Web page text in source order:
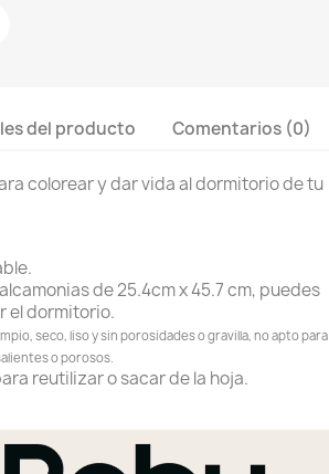
del producto Comentarios (0)
colorear y dar vida al dormitorio de tu
de 25.4cm x 45.7 cm, puedes
el dormitorio.
seco, liso y sin porosidades o gravilla, no apto para
o porosos.
reutilizar o sacar de la hoja.